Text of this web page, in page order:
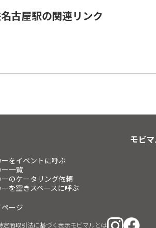
古屋駅の関連リンク
をイベントに呼ぶ
一覧
のケータリング依頼
を空きスペースに呼ぶ
ージ
モビ
定商取引法に基づく表示モビマルとは